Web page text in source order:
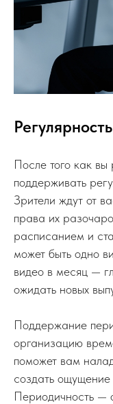
Регулярность
После того как
поддерживать
Зрители ждут от
права их
расписанием и
может быть одно
видео в месяц —
ожидать новых
Поддержание
организацию
поможет вам
создать
Периодичность —